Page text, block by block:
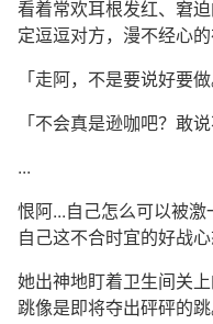
看着常欢耳根发红、窘
定逗逗对方，漫不经心
「走阿，不是要说好要做
「不会真是逊咖吧？敢说
...
恨阿...自己怎么可以被
自己这不合时宜的好战心
她出神地盯着卫生间关
跳像是即将夺出砰砰的跳